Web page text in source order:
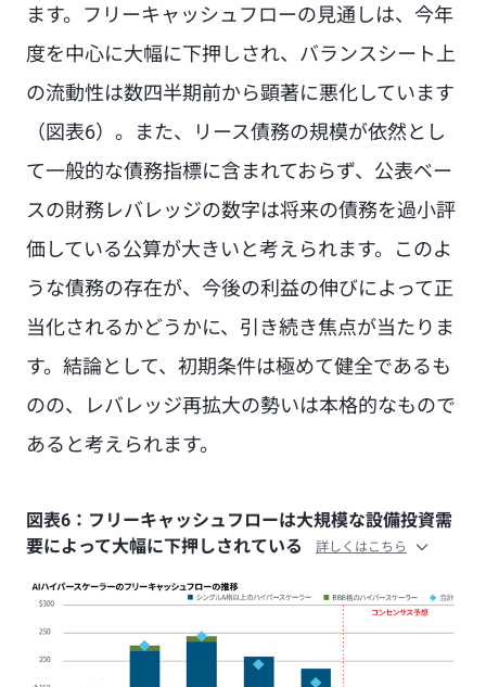
ます。フリーキャッシュフローの見通しは、今年
度を中心に大幅に下押しされ、バランスシート上
の流動性は数四半期前から顕著に悪化しています
（図表6）。また、リース債務の規模が依然とし
て一般的な債務指標に含まれておらず、公表ベー
スの財務レバレッジの数字は将来の債務を過小評
価している公算が大きいと考えられます。このよ
うな債務の存在が、今後の利益の伸びによって正
当化されるかどうかに、引き続き焦点が当たりま
す。結論として、初期条件は極めて健全であるも
のの、レバレッジ再拡大の勢いは本格的なもので
あると考えられます。
図表6：フリーキャッシュフローは大規模な設備投資需
要によって大幅に下押しされている
詳しくはこちら